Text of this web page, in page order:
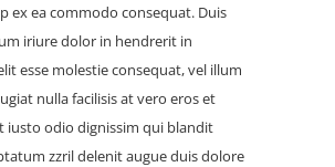
ex ea commodo consequat. Duis
iriure dolor in hendrerit in
esse molestie consequat, vel illum
nulla facilisis at vero eros et
iusto odio dignissim qui blandit
zzril delenit augue duis dolore